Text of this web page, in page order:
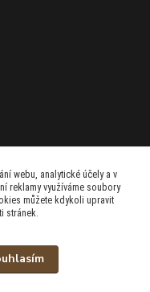
webu, analytické účely a v
reklamy využíváme soubory
můžete kdykoli upravit
stránek.